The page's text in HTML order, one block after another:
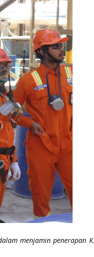
menjamin